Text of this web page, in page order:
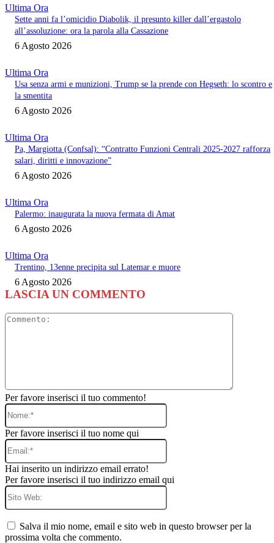
Ultima Ora
Sette anni fa l’omicidio Diabolik, il presunto killer dall’ergastolo
all’assoluzione: ora la parola alla Cassazione
6 Agosto 2026
Ultima Ora
Usa senza armi e munizioni, Trump se la prende con Hegseth: lo scontro e
la smentita
6 Agosto 2026
Ultima Ora
Pa, Margiotta (Confsal): “Contratto Funzioni Centrali 2025-2027 rafforza
salari, diritti e innovazione”
6 Agosto 2026
Ultima Ora
Palermo: inaugurata la nuova fermata di Amat
6 Agosto 2026
Ultima Ora
Trentino, 13enne precipita sul Latemar e muore
6 Agosto 2026
LASCIA UN COMMENTO
Per favore inserisci il tuo commento!
Nome:*
Per favore inserisci il tuo nome qui
Email:*
Hai inserito un indirizzo email errato!
Per favore inserisci il tuo indirizzo email qui
Sito
Salva il mio nome, email e sito web in questo browser per la
prossima volta che commento.